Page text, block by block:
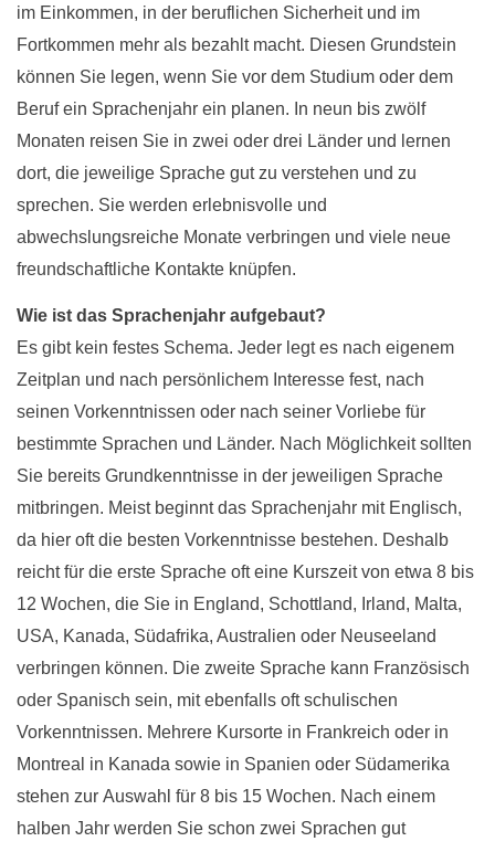
im Einkommen, in der beruflichen Sicherheit und im
Fortkommen mehr als bezahlt macht. Diesen Grundstein
können Sie legen, wenn Sie vor dem Studium oder dem
Beruf ein Sprachenjahr ein planen. In neun bis zwölf
Monaten reisen Sie in zwei oder drei Länder und lernen
dort, die jeweilige Sprache gut zu verstehen und zu
sprechen. Sie werden erlebnisvolle und
abwechslungsreiche Monate verbringen und viele neue
freundschaftliche Kontakte knüpfen.
Wie ist das Sprachenjahr aufgebaut?
Es gibt kein festes Schema. Jeder legt es nach eigenem
Zeitplan und nach persönlichem Interesse fest, nach
seinen Vorkenntnissen oder nach seiner Vorliebe für
bestimmte Sprachen und Länder. Nach Möglichkeit sollten
Sie bereits Grundkenntnisse in der jeweiligen Sprache
mitbringen. Meist beginnt das Sprachenjahr mit Englisch,
da hier oft die besten Vorkenntnisse bestehen. Deshalb
reicht für die erste Sprache oft eine Kurszeit von etwa 8 bis
12 Wochen, die Sie in England, Schottland, Irland, Malta,
USA, Kanada, Südafrika, Australien oder Neuseeland
verbringen können. Die zweite Sprache kann Französisch
oder Spanisch sein, mit ebenfalls oft schulischen
Vorkenntnissen. Mehrere Kursorte in Frankreich oder in
Montreal in Kanada sowie in Spanien oder Südamerika
stehen zur Auswahl für 8 bis 15 Wochen. Nach einem
halben Jahr werden Sie schon zwei Sprachen gut